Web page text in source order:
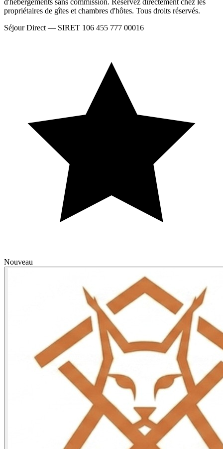
propriétaires de gîtes et chambres d'hôtes. Tous droits réservés.
Séjour Direct — SIRET 106 455 777 00016
Nouveau